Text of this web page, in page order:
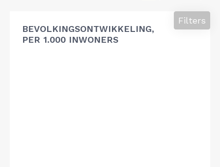
BEVOLKINGSONTWIKKELING,
PER 1.000 INWONERS
Filters